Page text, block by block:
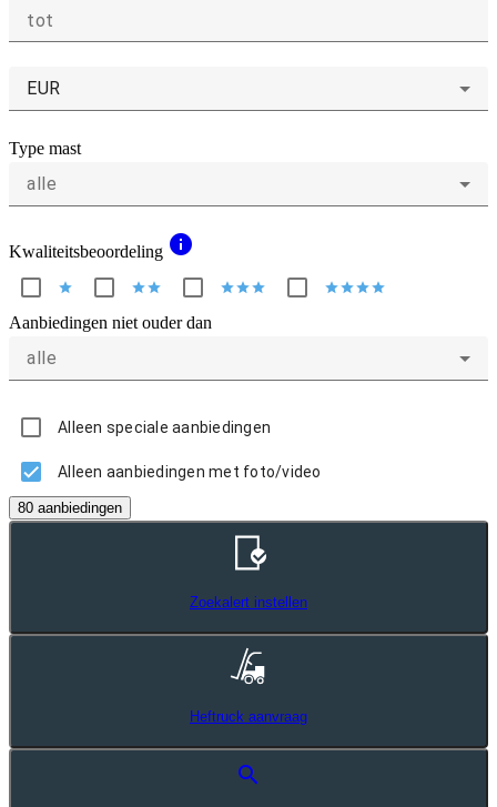
tot
EUR
Type mast
alle
Kwaliteitsbeoordeling info
star starstar starstarstar starstarstarstar
Aanbiedingen niet ouder dan
alle
Alleen speciale aanbiedingen
Alleen aanbiedingen met foto/video
80 aanbiedingen
Zoekalert instellen
Heftruck aanvraag
search